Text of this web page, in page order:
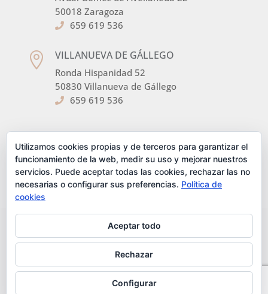
50018 Zaragoza
659 619 536
 VILLANUEVA DE GÁLLEGO
Ronda Hispanidad 52
50830 Villanueva de Gállego
659 619 536
Política de cookies
Política de Privacidad
Envíos y devoluciones
Términos y condiciones
Desarrollo realizado porempresa de desarrollo web
Utilizamos cookies propias y de terceros para garantizar el
funcionamiento de la web, medir su uso y mejorar nuestros
servicios. Puede aceptar todas las cookies, rechazar las no
necesarias o configurar sus preferencias. Política de
cookies
Aceptar todo
Rechazar
Configurar